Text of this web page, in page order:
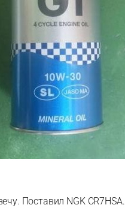
Поставил NGK CR7HSA.